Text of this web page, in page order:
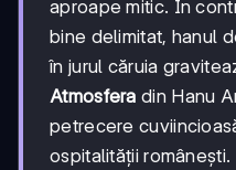
aproape mitic. În
bine delimitat, hanul
în jurul căruia
Atmosfera din Hanu
petrecere
ospitalității